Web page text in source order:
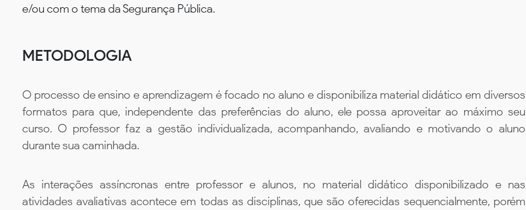
e/ou com o tema da Segurança Pública.
METODOLOGIA
O processo de ensino e aprendizagem é focado no aluno e disponibiliza material didático em diversos
formatos para que, independente das preferências do aluno, ele possa aproveitar ao máximo seu
curso. O professor faz a gestão individualizada, acompanhando, avaliando e motivando o aluno
durante sua caminhada.
As interações assíncronas entre professor e alunos, no material didático disponibilizado e nas
atividades avaliativas acontece em todas as disciplinas, que são oferecidas sequencialmente, porém